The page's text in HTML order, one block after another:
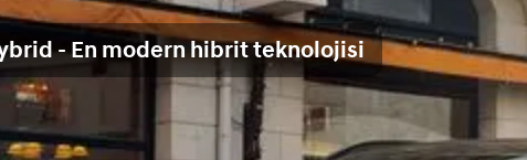
- En modern hibrit teknolojisi